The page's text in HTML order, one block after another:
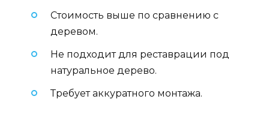
Стоимость выше по сравнению с
деревом.
Не подходит для реставрации под
натуральное дерево.
Требует аккуратного монтажа.